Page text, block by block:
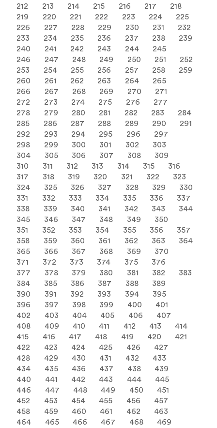
212
213 214 215 216 217
218
219
220 221 222 223 224
225
226
227 228 229 230 231
232
233
234 235 236 237 238
239
240
241 242 243 244
245
246
247 248 249 250 251
252
253
254 255 256 257 258
259
260
261 262 263 264
265
266
267 268 269 270
271
272
273 274 275 276
277
278
279 280 281 282 283
284
285
286 287 288 289 290
291
292
293 294 295 296
297
298
299 300 301 302
303
304
305 306 307 308
309
310
311 312 313 314 315
316
317
318 319 320 321 322
323
324
325 326 327 328 329
330
331
332 333 334 335 336
337
338
339 340 341 342 343
344
345
346 347 348 349
350
351
352 353 354 355 356
357
358
359 360 361 362 363
364
365
366 367 368 369
370
371
372 373 374 375
376
377
378 379 380 381 382
383
384
385 386 387 388
389
390
391 392 393 394
395
396
397 398 399 400
401
402
403 404 405 406
407
408
409 410 411 412 413
414
415
416 417 418 419 420
421
422
423 424 425 426
427
428
429 430 431 432
433
434
435 436 437 438
439
440
441 442 443 444
445
446
447 448 449 450
451
452
453 454 455 456
457
458
459 460 461 462
463
464
465 466 467 468 469